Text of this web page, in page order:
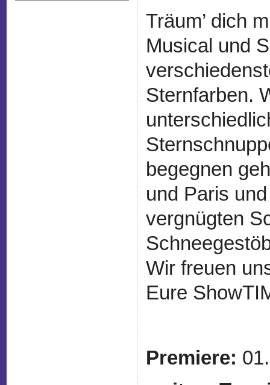
Träum’ dich
Musical und
Sternfarben.
begegnen
und Paris
vergnügten
Wir freuen
Eure
Premiere: